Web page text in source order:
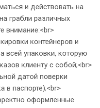
и действовать на
грабли различных
внимание:<br>
контейнеров и
всей упаковки, которую
клиенту с собой;<br>
датой поверки
в паспорте);<br>
оформленные